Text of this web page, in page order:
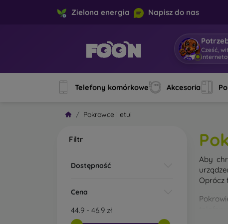
Zielona energia Napisz do nas
Cześć,
Telefony komórkowe Akcesoria
Pokrowce i etui
Filtr
Dostępność
Cena
44.9 - 46.9 zł
Aby
Oprócz